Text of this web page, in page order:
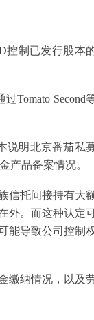
控制已发行股本
Tomato Second
说明北京番茄私
产品备案情况。
信托间接持有大
外。而这种认定
能导致公司控制
缴纳情况，以及